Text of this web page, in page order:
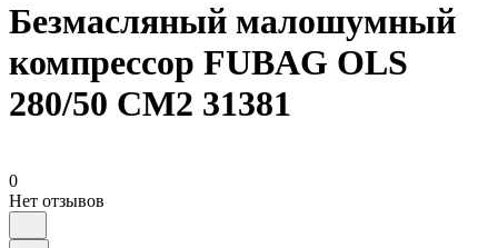
Безмасляный малошумный
компрессор FUBAG OLS
280/50 CM2 31381
0
Нет отзывов